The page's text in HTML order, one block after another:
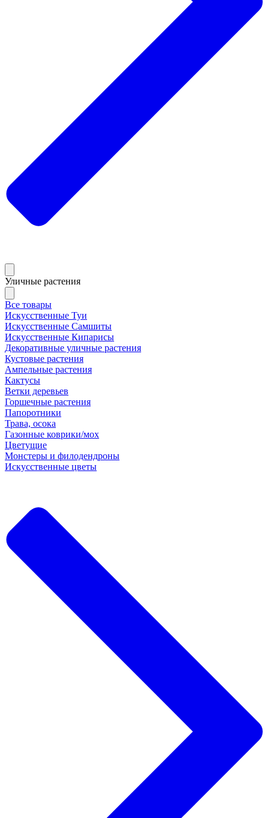
Уличные растения
Все товары
Искусственные Туи
Искусственные Самшиты
Искусственные Кипарисы
Декоративные уличные растения
Кустовые растения
Ампельные растения
Кактусы
Ветки деревьев
Горшечные растения
Папоротники
Трава, осока
Газонные коврики/мох
Цветущие
Монстеры и филодендроны
Искусственные цветы